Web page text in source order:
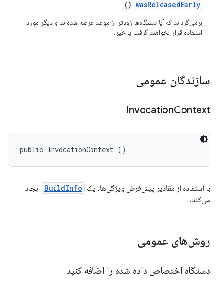
wasReleasedEarly
()
برمی‌گرداند که آیا دستگاه‌ها زودتر از موعد عرضه شده‌اند و دیگر مورد
استفاده قرار نخواهند گرفت یا خیر.
سازندگان عمومی
InvocationContext
public InvocationContext ()
با استفاده از مقادیر پیش‌فرض ویژگی‌ها، یک BuildInfo ایجاد
می‌کند.
روش‌های عمومی
دستگاه اختصاص داده شده را اضافه کنید